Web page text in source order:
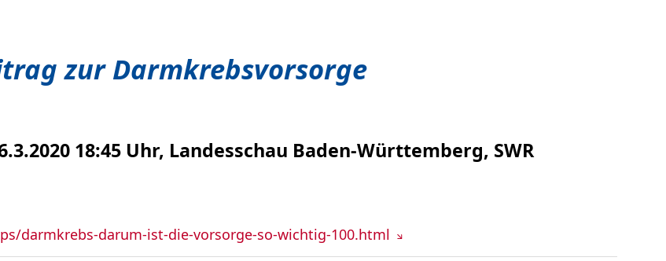
zur Darmkrebsvorsorge
18:45 Uhr, Landesschau Baden-Württemberg, SWR
darmkrebs-darum-ist-die-vorsorge-so-wichtig-100.html